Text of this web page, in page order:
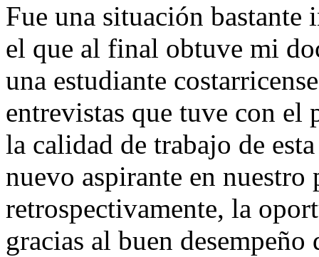
Fue una situación bastante
el que al final obtuve mi
una estudiante
entrevistas que tuve con el
la calidad de trabajo de
nuevo aspirante en
retrospectivamente, la
gracias al buen